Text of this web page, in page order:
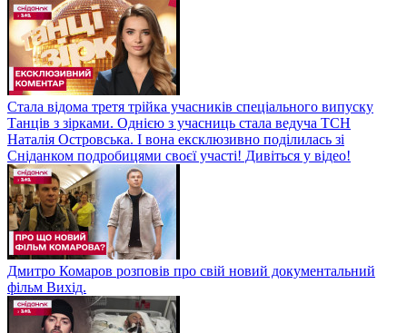
Стала відома третя трійка учасників спеціального випуску
Танців з зірками. Однією з учасниць стала ведуча ТСН
Наталія Островська. І вона ексклюзивно поділилась зі
Сніданком подробицями своєї участі! Дивіться у відео!
Дмитро Комаров розповів про свій новий документальний
фільм Вихід.